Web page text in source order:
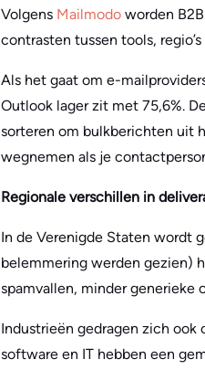
Volgens Mailmodo worden
contrasten tussen tools,
Als het gaat om e-
Outlook lager zit met 75,6%.
sorteren om bulkberichten uit
wegnemen als je
Regionale verschillen in
In de Verenigde Staten wordt
belemmering werden gezien)
spamvallen, minder generieke
Industrieën gedragen zich
software en IT hebben een